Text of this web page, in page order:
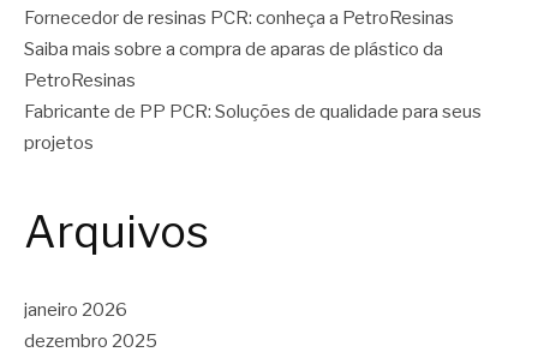
Fornecedor de resinas PCR: conheça a PetroResinas
Saiba mais sobre a compra de aparas de plástico da
PetroResinas
Fabricante de PP PCR: Soluções de qualidade para seus
projetos
Arquivos
janeiro 2026
dezembro 2025